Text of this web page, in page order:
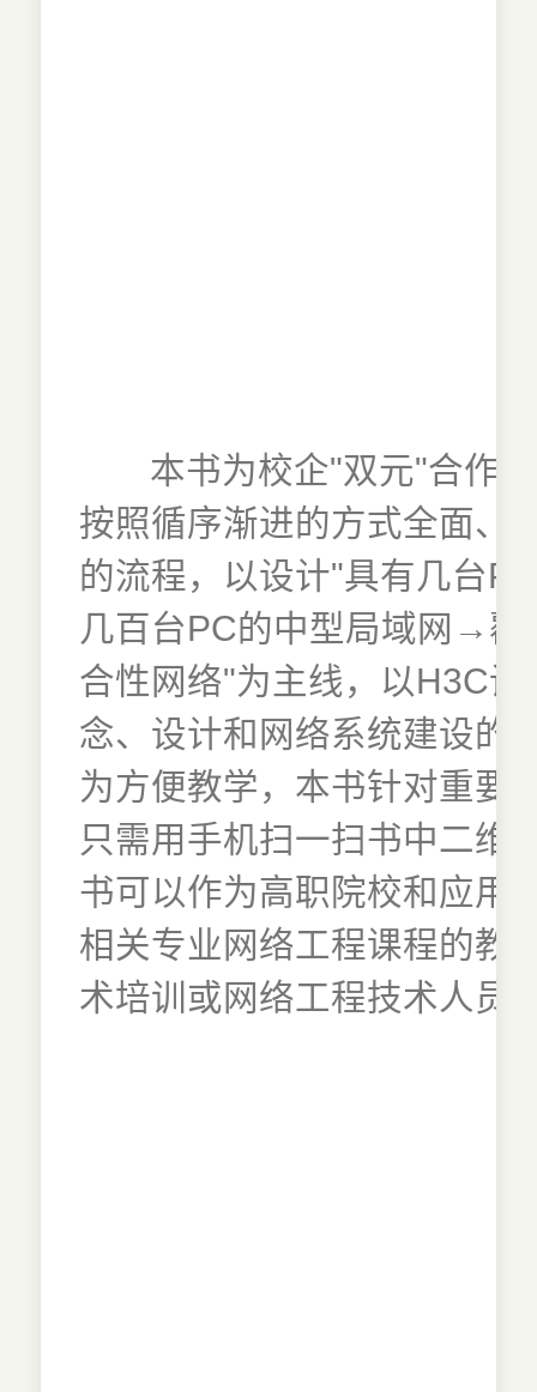
本书为校企"双元"合作
按照循序渐进的方式全面、
的流程，以设计"具有几台
几百台PC的中型局域网→
合性网络"为主线，以H3C
念、设计和网络系统建设的
为方便教学，本书针对重要
只需用手机扫一扫书中二维
书可以作为高职院校和应用
相关专业网络工程课程的教
术培训或网络工程技术人员